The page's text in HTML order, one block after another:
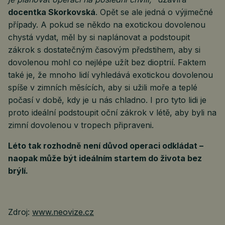
docentka Skorkovská. Opět se ale jedná o výjimečné
případy. A pokud se někdo na exotickou dovolenou
chystá vydat, měl by si naplánovat a podstoupit
zákrok s dostatečným časovým předstihem, aby si
dovolenou mohl co nejlépe užít bez dioptrií. Faktem
také je, že mnoho lidí vyhledává exotickou dovolenou
spíše v zimních měsících, aby si užili moře a teplé
počasí v době, kdy je u nás chladno. I pro tyto lidi je
proto ideální podstoupit oční zákrok v létě, aby byli na
zimní dovolenou v tropech připraveni.
Léto tak rozhodně není důvod operaci odkládat –
naopak může být ideálním startem do života bez
brýlí.
Zdroj: www.neovize.cz